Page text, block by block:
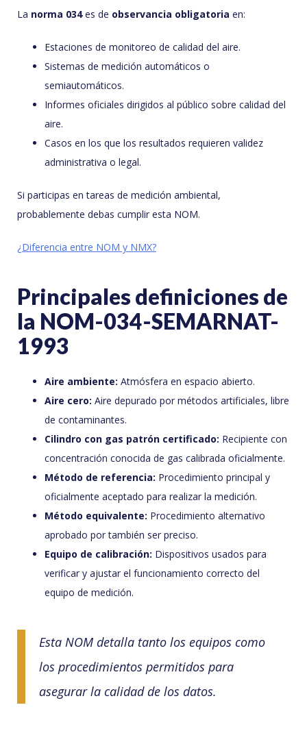
La norma 034es de observancia obligatoria en:
Estaciones de monitoreo de calidad del aire.
Sistemas de medición automáticos o
semiautomáticos.
Informes oficiales dirigidos al público sobre calidad del
aire.
Casos en los que los resultados requieren validez
administrativa o legal.
Si participas en tareas de medición ambiental,
probablemente debas cumplir esta NOM.
¿Diferencia entre NOM y NMX?
Principales definiciones de
la NOM-034-SEMARNAT-
1993
Aire ambiente: Atmósfera en espacio abierto.
Aire cero: Aire depurado por métodos artificiales, libre
de contaminantes.
Cilindro con gas patrón certificado: Recipiente con
concentración conocida de gas calibrada oficialmente.
Método de referencia: Procedimiento principal y
oficialmente aceptado para realizar la medición.
Método equivalente: Procedimiento alternativo
aprobado por también ser preciso.
Equipo de calibración: Dispositivos usados para
verificar y ajustar el funcionamiento correcto del
equipo de medición.
Esta NOM detalla tanto los equipos como
los procedimientos permitidos para
asegurar la calidad de los datos.